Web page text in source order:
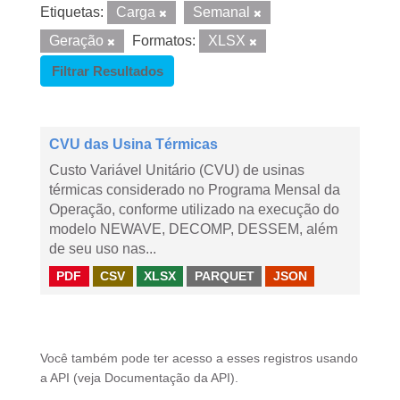
Etiquetas: Carga
Semanal
Geração
Formatos:
XLSX
Filtrar Resultados
CVU das Usina Térmicas
Custo Variável Unitário (CVU) de usinas
térmicas considerado no Programa Mensal da
Operação, conforme utilizado na execução do
modelo NEWAVE, DECOMP, DESSEM, além
de seu uso nas...
PDF CSV XLSX PARQUET JSON
Você também pode ter acesso a esses registros usando
a API (veja Documentação da API ).